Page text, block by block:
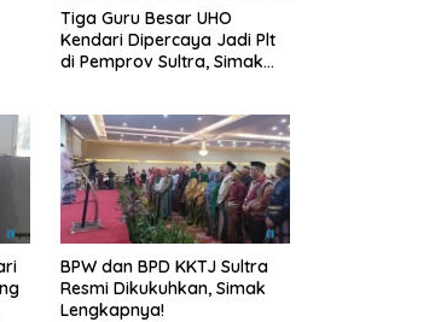
Tiga Guru Besar UHO
Kendari Dipercaya Jadi Plt
di Pemprov Sultra, Simak
BPW dan BPD KKTJ Sultra
Resmi Dikukuhkan, Simak
Lengkapnya!